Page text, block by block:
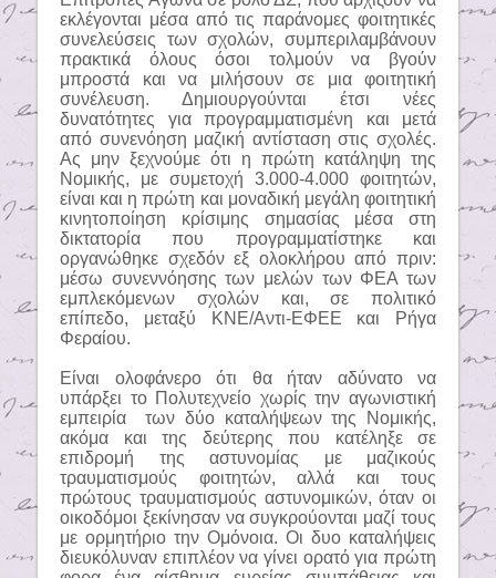
εκλέγονται μέσα από τις παράνομες φοιτητικές
συνελεύσεις των σχολών, συμπεριλαμβάνουν
πρακτικά όλους όσοι τολμούν να βγούν
μπροστά και να μιλήσουν σε μια φοιτητική
συνέλευση. Δημιουργούνται έτσι νέες
δυνατότητες για προγραμματισμένη και μετά
από συνενόηση μαζική αντίσταση στις σχολές.
Ας μην ξεχνούμε ότι η πρώτη κατάληψη της
Νομικής, με συμετοχή 3.000-4.000 φοιτητών,
είναι και η πρώτη και μοναδική μεγάλη φοιτητική
κινητοποίηση κρίσιμης σημασίας μέσα στη
δικτατορία που προγραμματίστηκε και
οργανώθηκε σχεδόν εξ ολοκλήρου από πριν:
μέσω συνεννόησης των μελών των ΦΕΑ των
εμπλεκόμενων σχολών και, σε πολιτικό
επίπεδο, μεταξύ ΚΝΕ/Αντι-ΕΦΕΕ και Ρήγα
Φεραίου.
Είναι ολοφάνερο ότι θα ήταν αδύνατο να
υπάρξει το Πολυτεχνείο χωρίς την αγωνιστική
εμπειρία
των δύο καταλήψεων της Νομικής,
ακόμα και της δεύτερης που κατέληξε σε
επιδρομή της αστυνομίας με μαζικούς
τραυματισμούς φοιτητών, αλλά και τους
πρώτους τραυματισμούς αστυνομικών, όταν οι
οικοδόμοι ξεκίνησαν να συγκρούονται μαζί τους
με ορμητήριο την Ομόνοια. Οι δυο καταλήψεις
διευκόλυναν επιπλέον να γίνει ορατό για πρώτη